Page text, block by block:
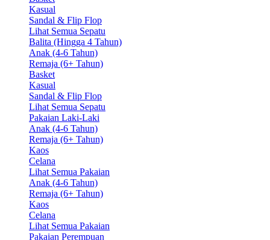
Kasual
Sandal & Flip Flop
Lihat Semua Sepatu
Balita (Hingga 4 Tahun)
Anak (4-6 Tahun)
Remaja (6+ Tahun)
Basket
Kasual
Sandal & Flip Flop
Lihat Semua Sepatu
Pakaian Laki-Laki
Anak (4-6 Tahun)
Remaja (6+ Tahun)
Kaos
Celana
Lihat Semua Pakaian
Anak (4-6 Tahun)
Remaja (6+ Tahun)
Kaos
Celana
Lihat Semua Pakaian
Pakaian Perempuan